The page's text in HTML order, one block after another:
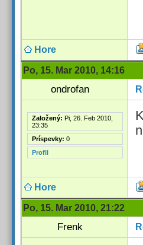
Hore
Po, 15. Mar 2010, 14:16
ondrofan
Založený: Pi, 26. Feb 2010,
23:35
Príspevky: 0
Profil
Hore
Po, 15. Mar 2010, 21:22
Frenk